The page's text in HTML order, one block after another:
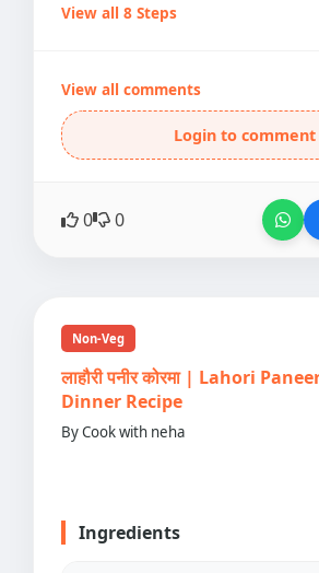
View all 8 Steps
View all comments
Login to comment
0 0
Non-Veg
लाहौरी पनीर कोरमा | Lahori
Dinner Recipe
By Cook with neha
Ingredients